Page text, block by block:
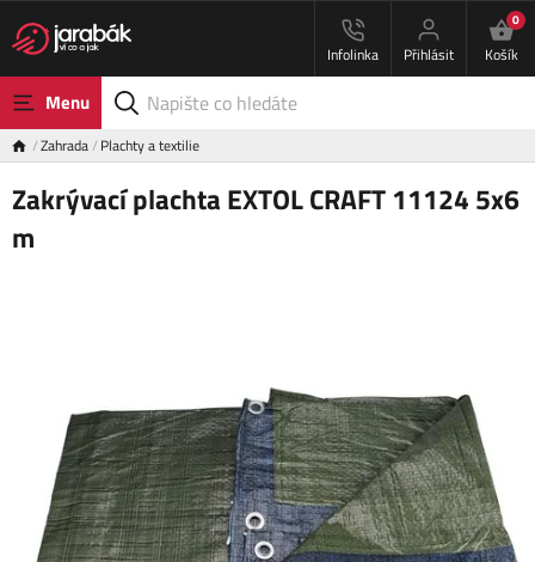
Infolinka Přihlásit
0
Košík
Menu
Zahrada Plachty a textilie
Zakrývací plachta EXTOL CRAFT 11124 5x6
m